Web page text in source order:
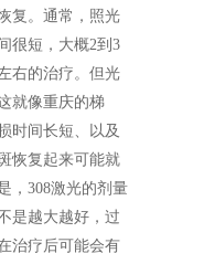
复。通常，照光
很短，大概2到3
右的治疗。但光
就像重庆的梯
时间长短、以及
恢复起来可能就
，308激光的剂量
是越大越好，过
治疗后可能会有